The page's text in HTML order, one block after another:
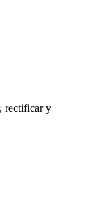
rectificar y